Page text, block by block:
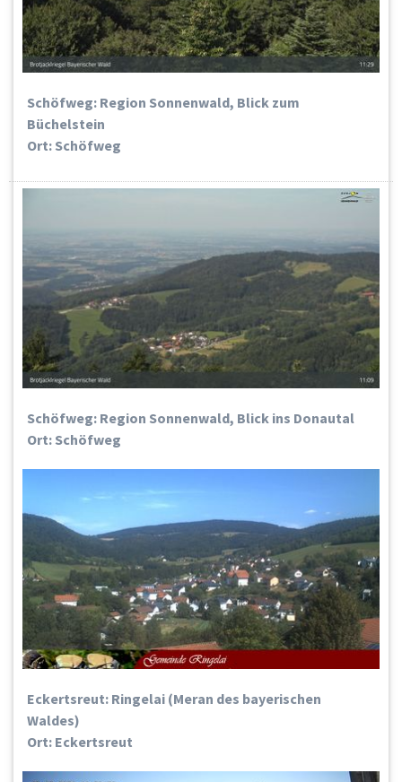
Schöfweg: Region Sonnenwald, Blick zum
Büchelstein
Ort: Schöfweg
Schöfweg: Region Sonnenwald, Blick ins Donautal
Ort: Schöfweg
Eckertsreut: Ringelai (Meran des bayerischen
Waldes)
Ort: Eckertsreut